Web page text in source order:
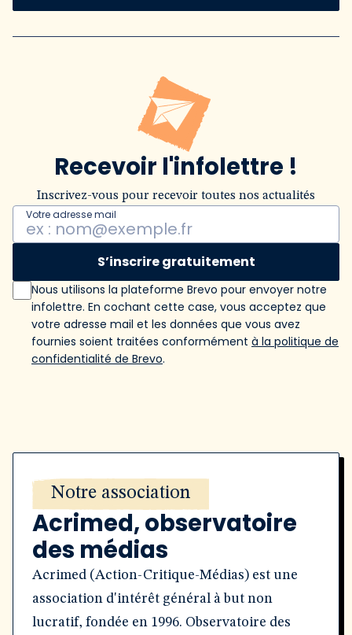
Recevoir l'infolettre !
Inscrivez-vous pour recevoir toutes nos actualités
Votre adresse mail
S’inscrire gratuitement
Nous utilisons la plateforme Brevo pour envoyer notre
infolettre. En cochant cette case, vous acceptez que
votre adresse mail et les données que vous avez
fournies soient traitées conformément à la politique de
confidentialité de Brevo.
Notre association
Acrimed, observatoire
des médias
Acrimed (Action-Critique-Médias) est une
association d'intérêt général à but non
lucratif, fondée en 1996. Observatoire des